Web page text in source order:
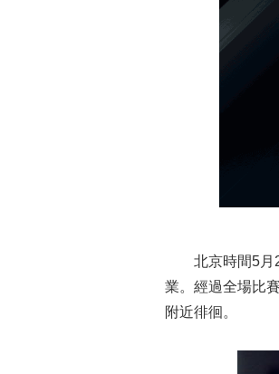
北京時間5月21
業。經過全場比
附近徘徊。